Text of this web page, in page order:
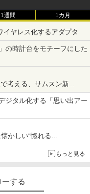
1週間 1カ月
ヤレス化するアダプタ
の時計台をモチーフにした
考える、サムスン新
ジタル化する「思い出アー
かしい“惚れる
もっと見る
する